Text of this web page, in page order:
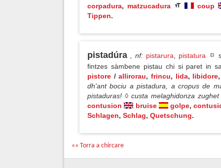
corpadura, matzucadura
coup
Tippen.
pistadúra , nf: pistarura pistatura
fintzes sàmbene pistau chi si paret in
pistore / allirorau,frincu, lida, libidore
dh'ant bociu a pistadura, a cropus de
pistaduras! ◊ custa melaghidonza
contusion
bruise golpe,
Schlagen, Schlag, Quetschung.
«« Torra a chircare